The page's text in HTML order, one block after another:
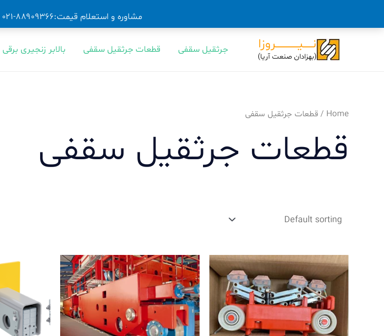
نــــــیـــــــــــــــروزا
(بهزادان صنعت آریا)
جرثقیل سقفی قطعات جرثقیل سقفی بالابر زنجیری برقی
Home / قطعات جرثقیل سقفی
قطعات جرثقیل سقفی
مشاوره و استعلام قیمت:۸۸۹۰۹۳۶۶-۰۲۱